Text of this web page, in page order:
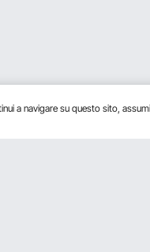
a navigare su questo sito,